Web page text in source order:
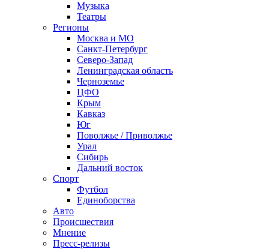
Музыка
Театры
Регионы
Москва и МО
Санкт-Петербург
Северо-Запад
Ленинградская область
Черноземье
ЦФО
Крым
Кавказ
Юг
Поволжье / Приволжье
Урал
Сибирь
Дальний восток
Спорт
Футбол
Единоборства
Авто
Происшествия
Мнение
Пресс-релизы